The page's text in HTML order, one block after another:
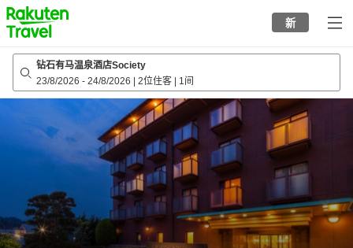
to
top
page
新
钻石有马温泉酒店Society
23/8/2026 - 24/8/2026 2位住客 1间